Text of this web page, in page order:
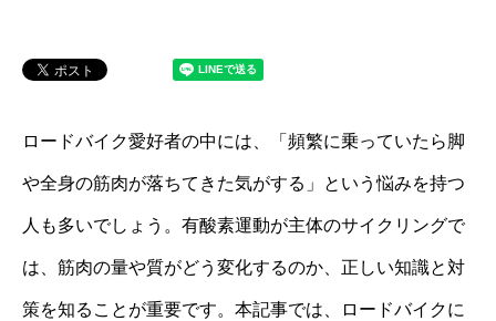
ロードバイク愛好者の中には、「頻繁に乗っていたら脚
や全身の筋肉が落ちてきた気がする」という悩みを持つ
人も多いでしょう。有酸素運動が主体のサイクリングで
は、筋肉の量や質がどう変化するのか、正しい知識と対
策を知ることが重要です。本記事では、ロードバイクに